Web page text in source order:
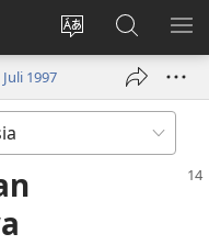
Ganti
bahasa
Log
window
Cari
di
JW.ORG
1997